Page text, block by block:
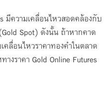
มีความเคลื่อนไหวสอดคล้องกับ
Spot) ดังนั้น ถ้าหากคาด
ลื่อนไหวราคาทองคำในตลาด
งราคา Gold Online Futures